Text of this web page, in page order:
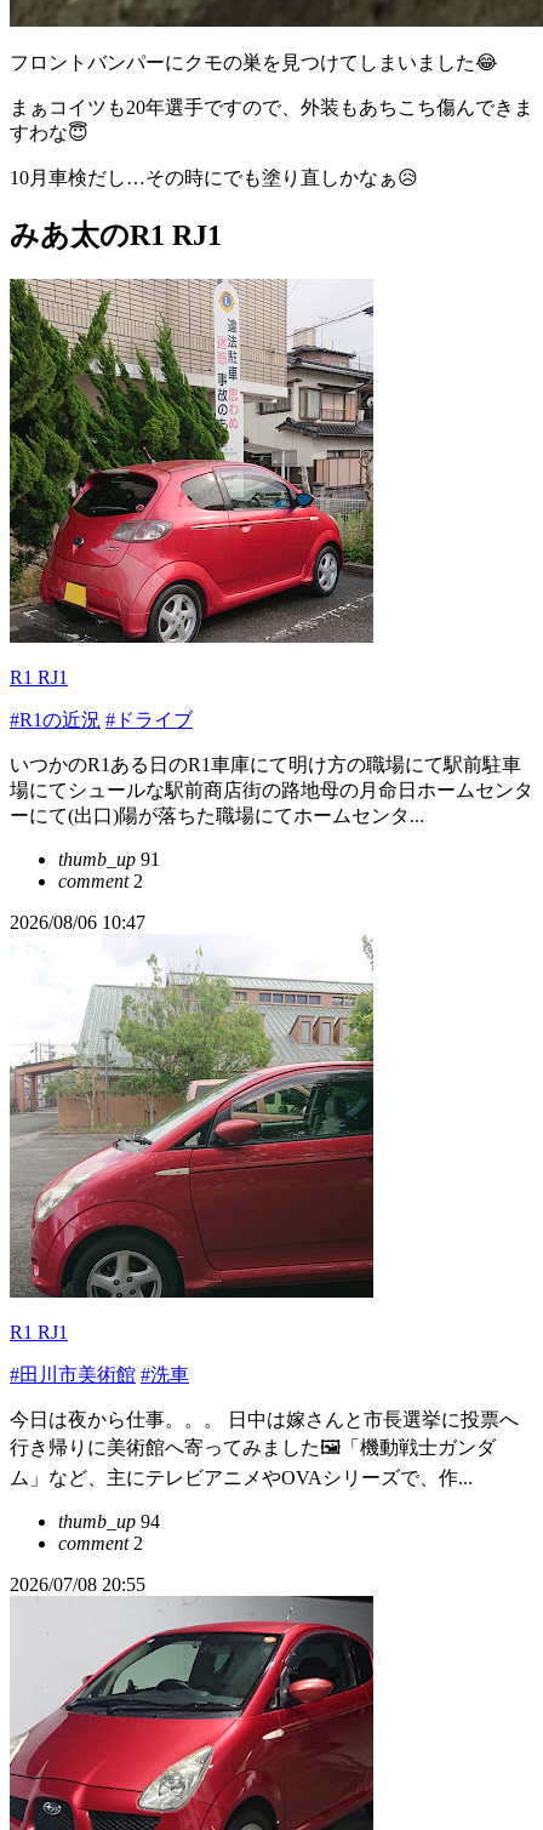
フロントバンパーにクモの巣を見つけてしまいました😂
まぁコイツも20年選手ですので、外装もあちこち傷んできま
すわな😇
10月車検だし…その時にでも塗り直しかなぁ😥
みあ太のR1 RJ1
R1 RJ1
#R1の近況 #ドライブ
いつかのR1ある日のR1車庫にて明け方の職場にて駅前駐車
場にてシュールな駅前商店街の路地母の月命日ホームセンタ
ーにて(出口)陽が落ちた職場にてホームセンタ...
thumb_up 91
comment2
2026/08/06 10:47
R1 RJ1
#田川市美術館 #洗車
今日は夜から仕事。。。 日中は嫁さんと市長選挙に投票へ
行き帰りに美術館へ寄ってみました🖼️「機動戦士ガンダ
ム」など、主にテレビアニメやOVAシリーズで、作...
thumb_up 94
comment2
2026/07/08 20:55